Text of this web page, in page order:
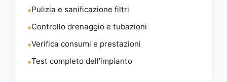
•Pulizia e sanificazione filtri
•Controllo drenaggio e tubazioni
•Verifica consumi e prestazioni
•Test completo dell’impianto